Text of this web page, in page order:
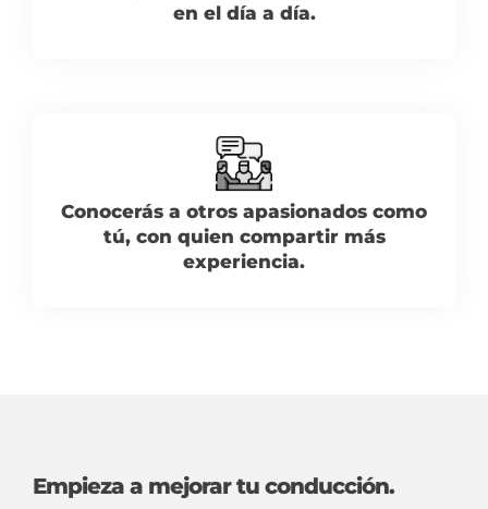
en el día a día.
Conocerás a otros apasionados como
tú, con quien compartir más
experiencia.
Empieza a mejorar tu conducción.